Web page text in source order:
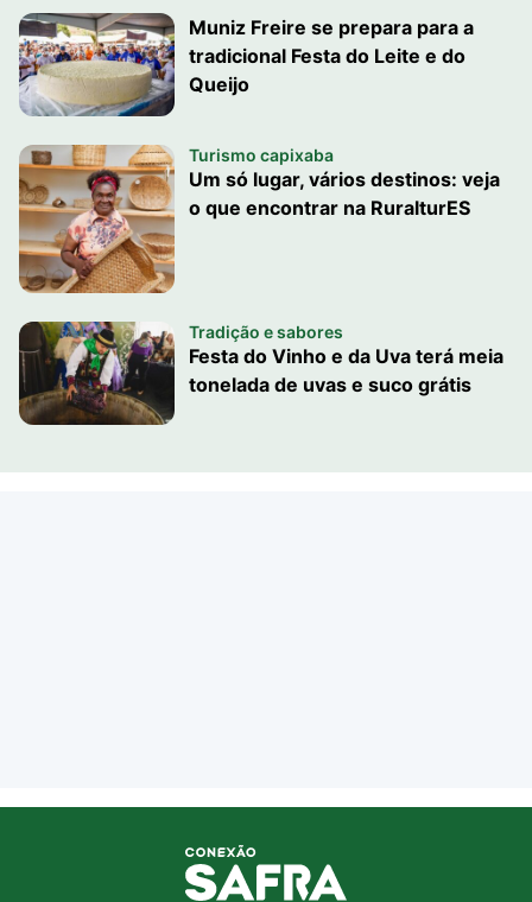
Muniz Freire se prepara para a
tradicional Festa do Leite e do
Queijo
Turismo capixaba
Um só lugar, vários destinos: veja
o que encontrar na RuralturES
Tradição e sabores
Festa do Vinho e da Uva terá meia
tonelada de uvas e suco grátis